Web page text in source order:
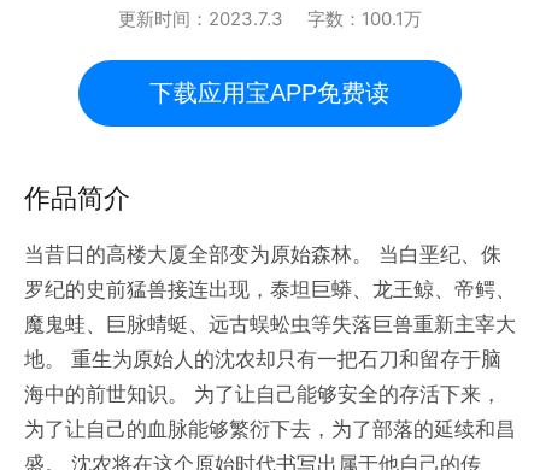
更新时间： 2023.7.3 字数： 100.1万
下载应用宝APP免费读
作品简介
当昔日的高楼大厦全部变为原始森林。 当白垩纪、侏
罗纪的史前猛兽接连出现，泰坦巨蟒、龙王鲸、帝鳄、
魔鬼蛙、巨脉蜻蜓、远古蜈蚣虫等失落巨兽重新主宰大
地。 重生为原始人的沈农却只有一把石刀和留存于脑
海中的前世知识。 为了让自己能够安全的存活下来，
为了让自己的血脉能够繁衍下去，为了部落的延续和昌
盛。 沈农将在这个原始时代书写出属于他自己的传